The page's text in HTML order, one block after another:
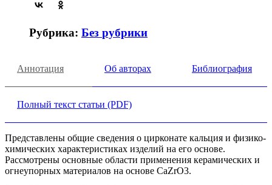
Рубрика: Без рубрики
Аннотация Об авторах Библиография
Полный текст статьи (PDF)
Представлены общие сведения o цирконате кальция и физико-
химических характеристиках изделий на его основе.
Рассмотрены основные области применения керамических и
огнеупорных материалов на основе CaZrO3.